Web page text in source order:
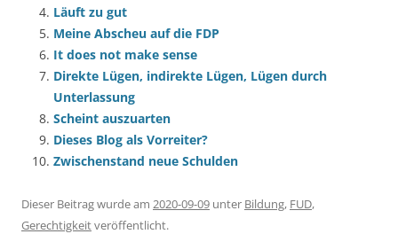
Läuft zu gut
Meine Abscheu auf die FDP
It does not make sense
Direkte Lügen, indirekte Lügen, Lügen durch
Unterlassung
Scheint auszuarten
Dieses Blog als Vorreiter?
Zwischenstand neue Schulden
Dieser Beitrag wurde am 2020-09-09 unter Bildung, FUD,
Gerechtigkeitveröffentlicht.